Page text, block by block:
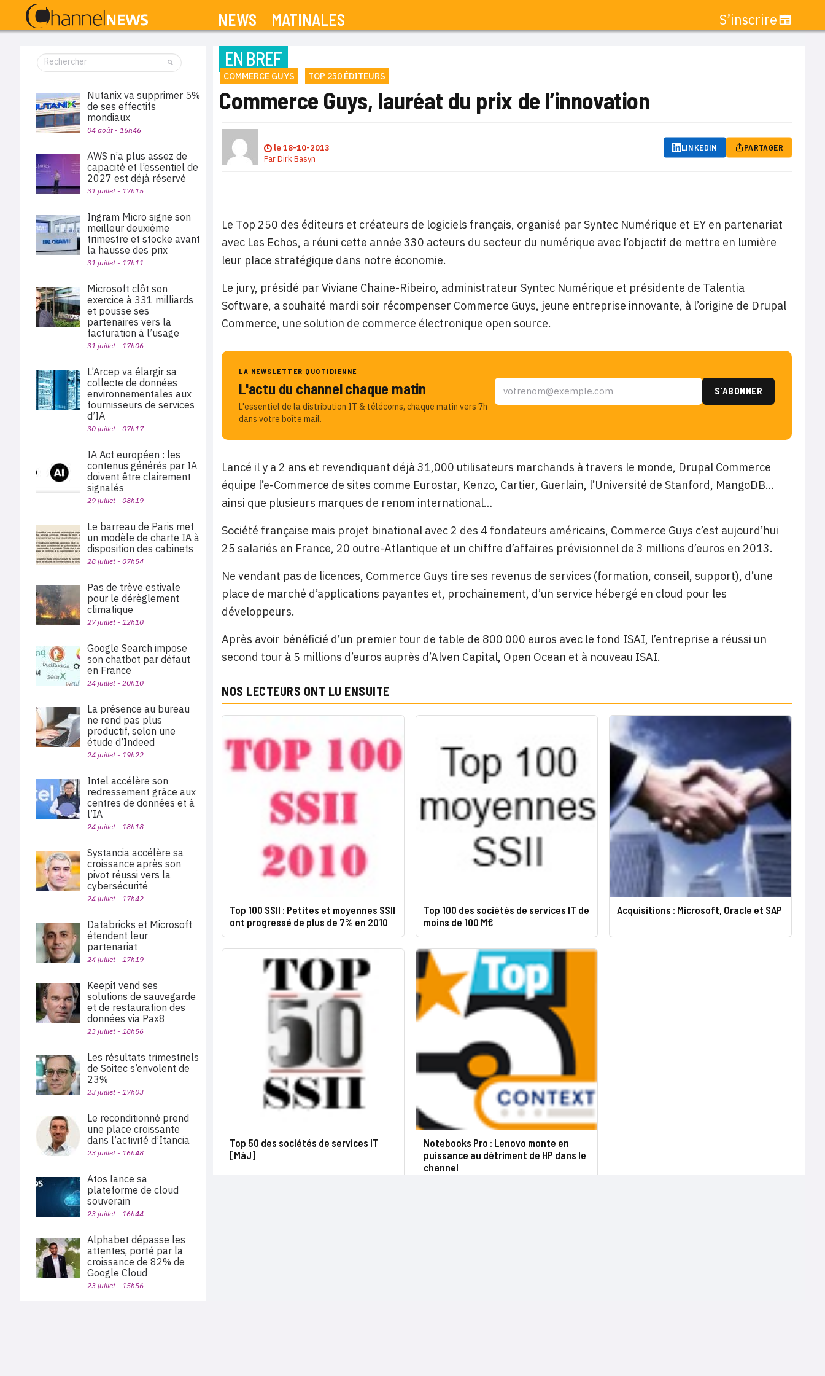
NEWS MATINALES S’inscrire
EN BREF
COMMERCE GUYS TOP 250 ÉDITEURS
Commerce Guys, lauréat du prix de l’innovation
le18-10-2013
ParDirk Basyn
LINKEDIN PARTAGER
Le Top 250 des éditeurs et créateurs de logiciels français, organisé par Syntec Numérique et EY en partenariat
avec Les Echos, a réuni cette année 330 acteurs du secteur du numérique avec l’objectif de mettre en lumière
leur place stratégique dans notre économie.
Le jury, présidé par Viviane Chaine-Ribeiro, administrateur Syntec Numérique et présidente de Talentia
Software, a souhaité mardi soir récompenser Commerce Guys, jeune entreprise innovante, à l’origine de Drupal
Commerce, une solution de commerce électronique open source.
LA NEWSLETTER QUOTIDIENNE
L'actu du channel chaque matin
L'essentiel de la distribution IT & télécoms, chaque matin vers 7h
dans votre boîte mail.
Lancé il y a 2 ans et revendiquant déjà 31,000 utilisateurs marchands à travers le monde, Drupal Commerce
équipe l’e-Commerce de sites comme Eurostar, Kenzo, Cartier, Guerlain, l’Université de Stanford, MangoDB…
ainsi que plusieurs marques de renom international…
Société française mais projet binational avec 2 des 4 fondateurs américains, Commerce Guys c’est aujourd’hui
25 salariés en France, 20 outre-Atlantique et un chiffre d’affaires prévisionnel de 3 millions d’euros en 2013.
Ne vendant pas de licences, Commerce Guys tire ses revenus de services (formation, conseil, support), d’une
place de marché d’applications payantes et, prochainement, d’un service hébergé en cloud pour les
développeurs.
Après avoir bénéficié d’un premier tour de table de 800 000 euros avec le fond ISAI, l’entreprise a réussi un
second tour à 5 millions d’euros auprès d’Alven Capital, Open Ocean et à nouveau ISAI.
NOS LECTEURS ONT LU ENSUITE
Top 100 SSII : Petites et moyennes SSII
ont progressé de plus de 7% en 2010
Top 100 des sociétés de services IT de
moins de 100 M€
Acquisitions : Microsoft, Oracle et SAP
Top 50 des sociétés de services IT
[MàJ]
Notebooks Pro : Lenovo monte en
puissance au détriment de HP dans le
channel
Nutanix va supprimer 5%
de ses effectifs
mondiaux
04 août - 16h46
AWS n’a plus assez de
capacité et l’essentiel de
2027 est déjà réservé
31 juillet - 17h15
Ingram Micro signe son
meilleur deuxième
trimestre et stocke avant
la hausse des prix
31 juillet - 17h11
Microsoft clôt son
exercice à 331 milliards
et pousse ses
partenaires vers la
facturation à l’usage
31 juillet - 17h06
L’Arcep va élargir sa
collecte de données
environnementales aux
fournisseurs de services
d’IA
30 juillet - 07h17
IA Act européen : les
contenus générés par IA
doivent être clairement
signalés
29 juillet - 08h19
Le barreau de Paris met
un modèle de charte IA à
disposition des cabinets
28 juillet - 07h54
Pas de trève estivale
pour le dérèglement
climatique
27 juillet - 12h10
Google Search impose
son chatbot par défaut
en France
24 juillet - 20h10
La présence au bureau
ne rend pas plus
productif, selon une
étude d’Indeed
24 juillet - 19h22
Intel accélère son
redressement grâce aux
centres de données et à
l’IA
24 juillet - 18h18
Systancia accélère sa
croissance après son
pivot réussi vers la
cybersécurité
24 juillet - 17h42
Databricks et Microsoft
étendent leur
partenariat
24 juillet - 17h19
Keepit vend ses
solutions de sauvegarde
et de restauration des
données via Pax8
23 juillet - 18h56
Les résultats trimestriels
de Soitec s’envolent de
23%
23 juillet - 17h03
Le reconditionné prend
une place croissante
dans l’activité d’Itancia
23 juillet - 16h48
Atos lance sa
plateforme de cloud
souverain
23 juillet - 16h44
Alphabet dépasse les
attentes, porté par la
croissance de 82% de
Google Cloud
23 juillet - 15h56